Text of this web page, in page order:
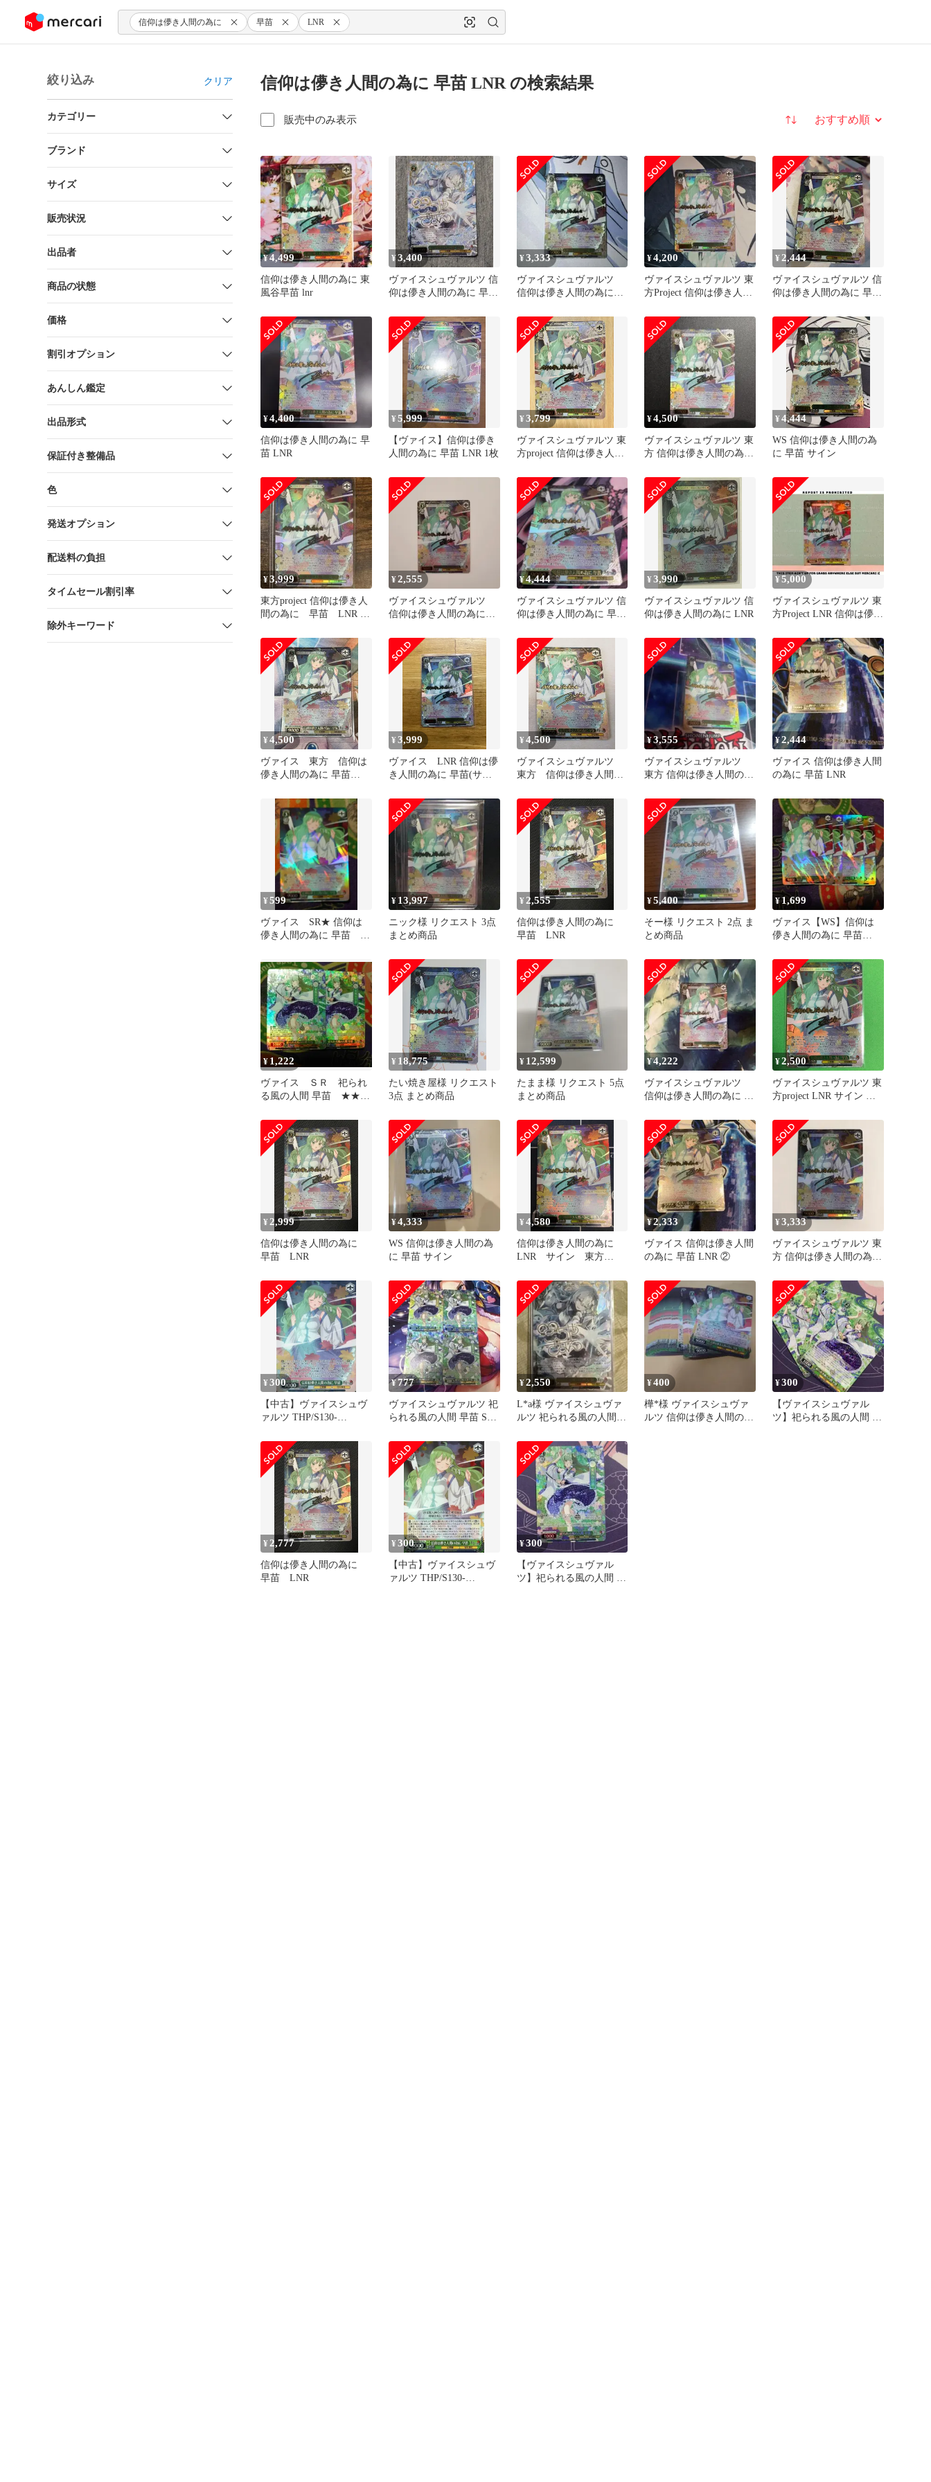
ツにスキップ 信仰は儚き人間の為に 早苗 LNR
絞り込み クリア
カテゴリー
ブランド
サイズ
販売状況
出品者
商品の状態
価格
割引オプション
あんしん鑑定
出品形式
保証付き整備品
色
発送オプション
配送料の負担
タイムセール割引率
除外キーワード
信仰は儚き人間の為に 早苗 LNR の検索結果
販売中のみ表示 並び替え
¥4,499
信仰は儚き人間の為に 東
風谷早苗 lnr
¥3,400
ヴァイスシュヴァルツ 信
仰は儚き人間の為に 早苗
¥3,333
ヴァイスシュヴァルツ
信仰は儚き人間の為に
¥4,200
ヴァイスシュヴァルツ 東
方Project 信仰は儚き人間
¥ 2,444
ヴァイスシュヴァルツ 信
仰は儚き人間の為に 早苗
¥4,400
信仰は儚き人間の為に 早
苗 LNR
¥5,999
【ヴァイス】信仰は儚き
人間の為に 早苗 LNR 1枚
¥3,799
ヴァイスシュヴァルツ 東
方project 信仰は儚き人間
¥4,500
ヴァイスシュヴァルツ 東
方 信仰は儚き人間の為に
¥4,444
WS 信仰は儚き人間の為
に 早苗 サイン
¥3,999
東方project 信仰は儚き人
間の為に 早苗 LNR サ
¥2,555
ヴァイスシュヴァルツ
信仰は儚き人間の為に
¥4,444
ヴァイスシュヴァルツ 信
仰は儚き人間の為に 早苗
¥3,990
ヴァイスシュヴァルツ 信
仰は儚き人間の為に LNR
¥5,000
ヴァイスシュヴァルツ 東
方Project LNR 信仰は儚き
¥4,500
ヴァイス 東方 信仰は
儚き人間の為に 早苗
¥3,999
ヴァイス LNR 信仰は儚
き人間の為に 早苗(サイ
¥4,500
ヴァイスシュヴァルツ
東方 信仰は儚き人間の
ィックレア
¥3,555
ヴァイスシュヴァルツ
東方 信仰は儚き人間の為
¥2,444
ヴァイス 信仰は儚き人間
の為に 早苗 LNR
¥599
ヴァイス SR★ 信仰は
儚き人間の為に 早苗 未
¥ 13,997
ニック様 リクエスト 3点
まとめ商品
¥ 2,555
信仰は儚き人間の為に
早苗 LNR
¥5,400
そー様 リクエスト 2点 ま
とめ商品
¥1,699
ヴァイス【WS】信仰は
儚き人間の為に 早苗
用品
¥ 1,222
ヴァイス ＳＲ 祀られ
る風の人間 早苗 ★★
ト 未使用品
¥ 18,775
たい焼き屋様 リクエスト
3点 まとめ商品
¥ 12,599
たまま様 リクエスト 5点
まとめ商品
¥4,222
ヴァイスシュヴァルツ
信仰は儚き人間の為に 早
¥2,500
ヴァイスシュヴァルツ 東
方project LNR サイン 信
¥ 2,999
信仰は儚き人間の為に
早苗 LNR
¥4,333
WS 信仰は儚き人間の為
に 早苗 サイン
¥4,580
信仰は儚き人間の為に
LNR サイン 東方
¥2,333
ヴァイス 信仰は儚き人間
の為に 早苗 LNR ②
¥3,333
ヴァイスシュヴァルツ 東
方 信仰は儚き人間の為に
¥300
【中古】ヴァイスシュヴ
ァルツ THP/S130-
は儚き人間の為に 早苗
¥777
ヴァイスシュヴァルツ 祀
られる風の人間 早苗 SR
¥2,550
L*a様 ヴァイスシュヴァ
ルツ 祀られる風の人間
¥400
樺*様 ヴァイスシュヴァ
ルツ 信仰は儚き人間の為
¥300
【ヴァイスシュヴァル
ツ】祀られる風の人間 早
¥ 2,777
信仰は儚き人間の為に
早苗 LNR
¥300
【中古】ヴァイスシュヴ
ァルツ THP/S130-
¥300
【ヴァイスシュヴァル
ツ】祀られる風の人間 早